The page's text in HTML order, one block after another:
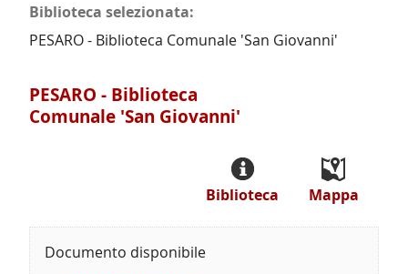
Biblioteca selezionata:
PESARO - Biblioteca Comunale 'San Giovanni'
PESARO - Biblioteca
Comunale 'San Giovanni'
Mappa
Biblioteca
Documento disponibile